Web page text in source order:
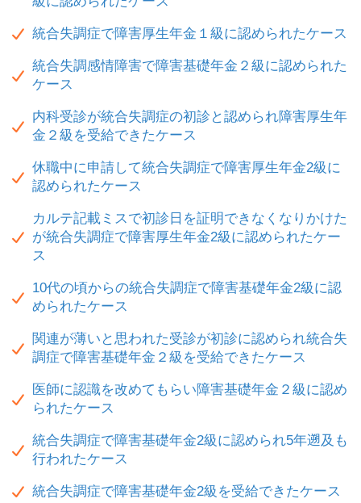
統合失調症で障害厚生年金１級に認められたケース
統合失調感情障害で障害基礎年金２級に認められた
ケース
内科受診が統合失調症の初診と認められ障害厚生年
金２級を受給できたケース
休職中に申請して統合失調症で障害厚生年金2級に
認められたケース
カルテ記載ミスで初診日を証明できなくなりかけた
が統合失調症で障害厚生年金2級に認められたケー
ス
10代の頃からの統合失調症で障害基礎年金2級に認
められたケース
関連が薄いと思われた受診が初診に認められ統合失
調症で障害基礎年金２級を受給できたケース
医師に認識を改めてもらい障害基礎年金２級に認め
られたケース
統合失調症で障害基礎年金2級に認められ5年遡及も
行われたケース
統合失調症で障害基礎年金2級を受給できたケース